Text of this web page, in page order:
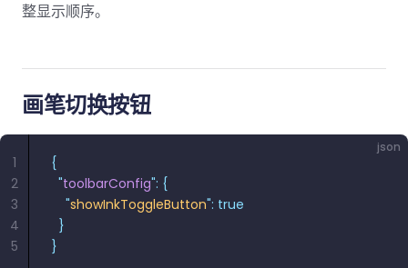
整显示顺序。
画笔切换按钮
json
{
  "
toolbarConfig": {
    "
showInkToggleButton": true
  }
}
1
2
3
4
5